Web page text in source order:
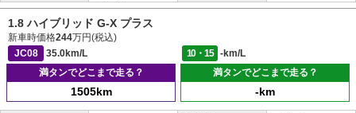
1.8 ハイブリッド G-X プラス
新車時価格244万円(税込)
JC08
35.0km/L 10・15
-km/L
満タンでどこまで走る？
1505km
満タンでどこまで走る？
-km